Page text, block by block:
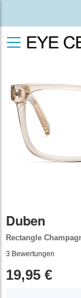
Duben
Rectangle
3 Bewertungen
19,95 €